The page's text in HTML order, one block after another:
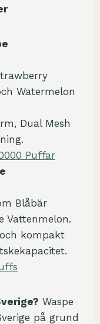
Watermelon
Dual Mesh
Puffar
Blåbär
Vattenmelon.
kompakt
Waspe
på grund